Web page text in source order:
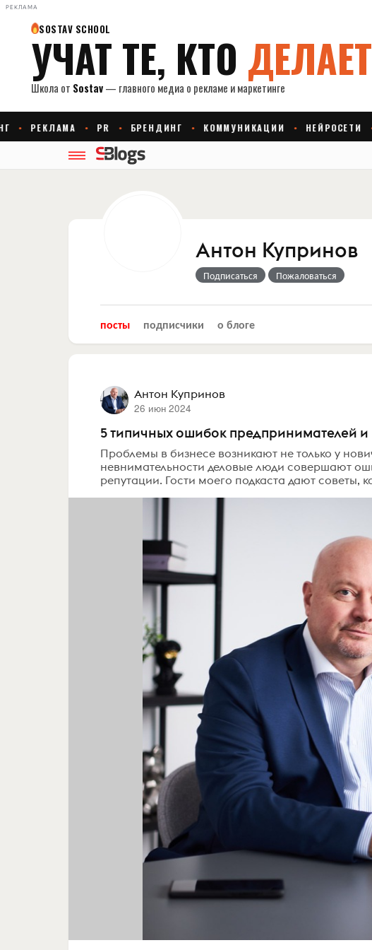
РЕКЛАМА
Антон Купринов
Подписаться Пожаловаться
посты подписчики о блоге
Антон Купринов
26 июн 2024
5 типичных ошибок предпринимателей и
Проблемы в бизнесе возникают не только у
невнимательности деловые люди совершают
репутации. Гости моего подкаста дают советы,